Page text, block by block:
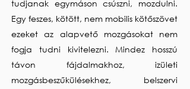
tudjanak egymáson csúszni, mozdulni.
Egy feszes, kötött, nem mobilis kötőszövet
ezeket az alapvető mozgásokat nem
fogja tudni kivitelezni. Mindez hosszú
távon fájdalmakhoz, izületi
mozgásbeszűkülésekhez, belszervi